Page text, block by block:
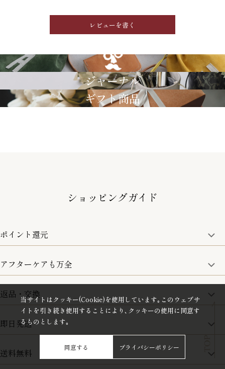
レビューを書く
GRIMM LAB
ジャーナル
ギフト商品
ショッピングガイド
ポイント還元
商品金額の10%をポイント還元いたします。
一部の商品を除く
アフターケアも万全
取り扱い商品はすべて正規品となります。
修理などのご相談に関しましては、責任を持って対応させてい
ただきます。
返品・交換
8日以内なら、返品・交換も可能です。
詳細は、下記「詳細はこちら」からご確認ください。
即日発送
15:00までのご注文は即日発送
送料無料
当サイトはクッキー(Cookie)を使用しています｡このウェブサ
イトを引き続き使用することにより､クッキーの使用に同意す
るものとします｡
同意する プライバシーポリシー